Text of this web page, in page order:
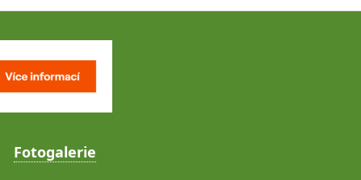
Fotogalerie